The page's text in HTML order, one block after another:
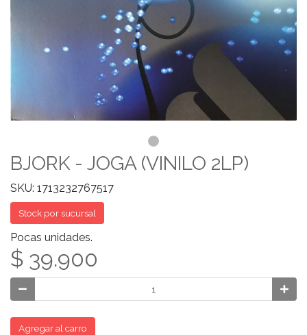
BJORK - JOGA (VINILO 2LP)
SKU: 1713232767517
Stock por sucursal
Pocas unidades.
$ 39.900
Agregar al carro